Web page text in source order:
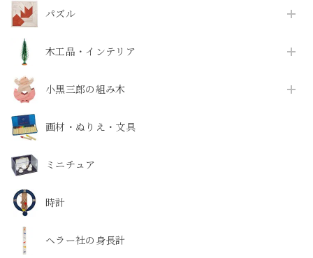
パズル
木工品・インテリア
小黒三郎の組み木
画材・ぬりえ・文具
ミニチュア
時計
ヘラー社の身長計